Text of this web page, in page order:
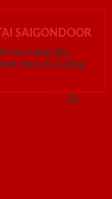
SAIGONDOOR
lên hàng đầu.
theo xu hướng.
Từ
,
,
,